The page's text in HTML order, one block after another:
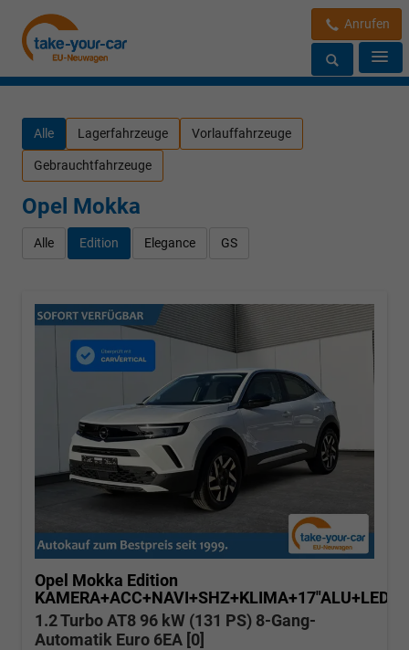
Anrufen
Alle Lagerfahrzeuge Vorlauffahrzeuge
Gebrauchtfahrzeuge
Opel Mokka
Alle Edition Elegance GS
Opel Mokka Edition
KAMERA+ACC+NAVI+SHZ+KLIMA+17"ALU+LED
1.2 Turbo AT8 96 kW (131 PS) 8-Gang-
Automatik Euro 6EA [0]